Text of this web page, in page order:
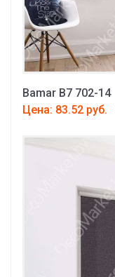
Bamar B7 702-14
Цена: 83.52 руб.